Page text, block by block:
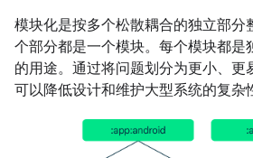
模块化是按多个松散耦合的独立部分
个部分都是一个模块。每个模块都是
的用途。通过将问题划分为更小、更
可以降低设计和维护大型系统的复杂